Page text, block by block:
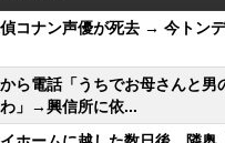
偵コナン声優が死去 → 今トン
から電話「うちでお母さんと男
」→興信所に依...